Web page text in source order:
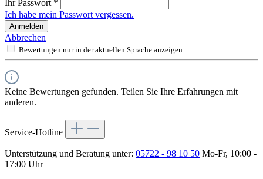
Ihr Passwort *
Ich habe mein Passwort vergessen.
Anmelden
Abbrechen
Bewertungen nur in der aktuellen Sprache anzeigen.
Keine Bewertungen gefunden. Teilen Sie Ihre Erfahrungen mit
anderen.
Service-Hotline
Unterstützung und Beratung unter: 05722 - 98 10 50 Mo-Fr, 10:00 -
17:00 Uhr